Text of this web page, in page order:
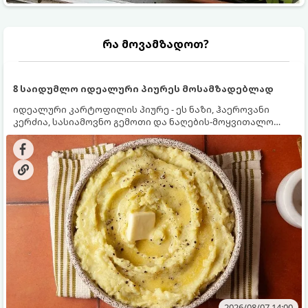
რა მოვამზადოთ?
8 საიდუმლო იდეალური პიურეს მოსამზადებლად
იდეალური კარტოფილის პიურე - ეს ნაზი, ჰაეროვანი
კერძია, სასიამოვნო გემოთი და ნაღების-მოყვითალო
ფერით. მისი მომზადება ძალიან მარტივია, მაგრამ
არსებობს რამდენიმე საიდუმლო, რომლებიც უნდა
იცოდეთ, რომ პიურე იდეალურად გემრიელი გამოვიდეს.